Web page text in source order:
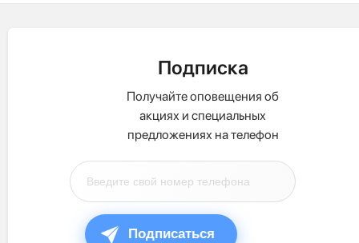
Подписка
Получайте оповещения об
акциях и специальных
предложениях на телефон
Подписаться